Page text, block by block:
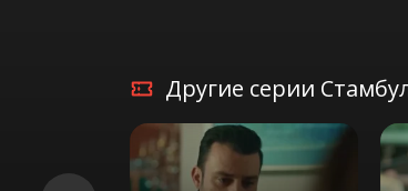
Другие серии